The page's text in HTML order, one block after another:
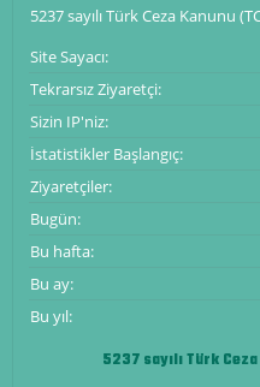
5237 sayılı Türk Ceza Kanunu
Site Sayacı:
Tekrarsız Ziyaretçi:
Sizin IP'niz:
İstatistikler Başlangıç:
Ziyaretçiler:
Bugün:
Bu hafta:
Bu ay:
Bu yıl:
5237 sayılı Türk